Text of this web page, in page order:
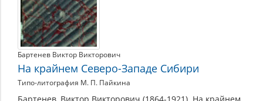
Бартенев Виктор Викторович
На крайнем Северо-Западе Сибири
Типо-литография М. П. Пайкина